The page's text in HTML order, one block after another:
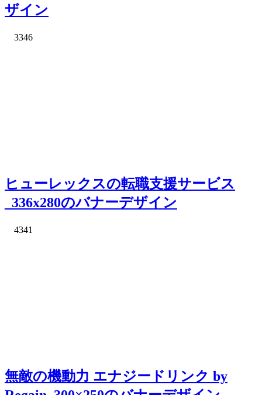
ザイン
3346
ヒューレックスの転職支援サービス
_336x280のバナーデザイン
4341
無敵の機動力 エナジードリンク by